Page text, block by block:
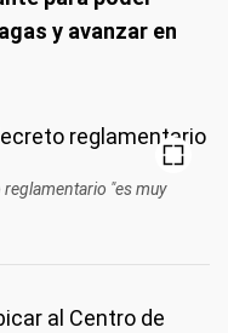
y avanzar en
"es muy
al Centro de